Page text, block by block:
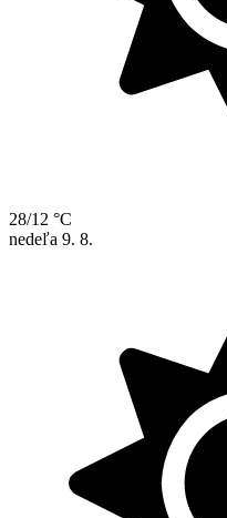
28/12 °C
nedeľa 9. 8.